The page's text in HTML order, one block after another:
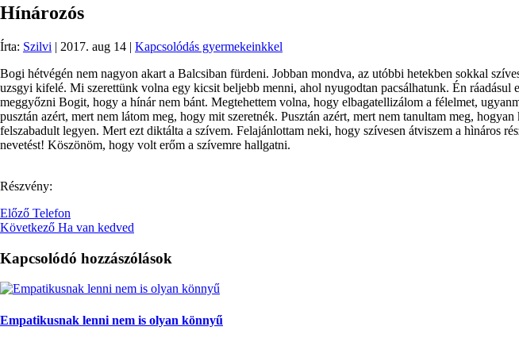
Hínározós
Írta: Szilvi | 2017. aug 14 | Kapcsolódás gyermekeinkkel
Bogi hétvégén nem nagyon akart a Balcsiban fürdeni. Jobban mondva, az utóbbi hetekben sokkal
uzsgyi kifelé. Mi szerettünk volna egy kicsit beljebb menni, ahol nyugodtan pacsálhatunk. Én
meggyőzni Bogit, hogy a hínár nem bánt. Megtehettem volna, hogy elbagatellizálom a félelmet,
pusztán azért, mert nem látom meg, hogy mit szeretnék. Pusztán azért, mert nem tanultam meg,
felszabadult legyen. Mert ezt diktálta a szívem. Felajánlottam neki, hogy szívesen átviszem a hìnáros
nevetést! Köszönöm, hogy volt erőm a szívemre hallgatni.
Részvény:
Előző Telefon
Következő Ha van kedved
Kapcsolódó hozzászólások
Empatikusnak lenni nem is olyan könnyű